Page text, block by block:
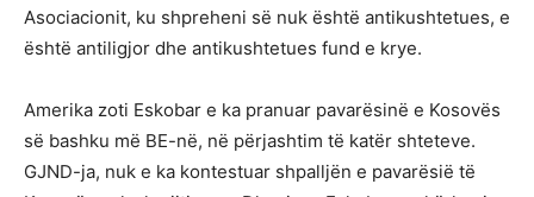
Asociacionit, ku shpreheni së nuk është antikushtetues, e
është antiligjor dhe antikushtetues fund e krye.
Amerika zoti Eskobar e ka pranuar pavarësinë e Kosovës
së bashku më BE-në, në përjashtim të katër shteteve.
GJND-ja, nuk e ka kontestuar shpalljën e pavarësië të